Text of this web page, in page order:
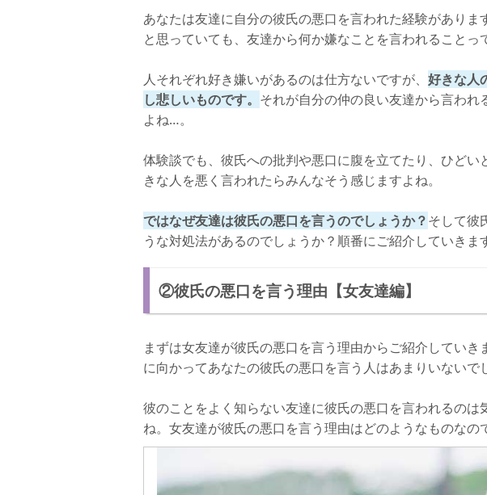
あなたは友達に自分の彼氏の悪口を言われた経験があり
と思っていても、友達から何か嫌なことを言われることっ
人それぞれ好き嫌いがあるのは仕方ないですが、 好きな人
し悲しいものです。 それが自分の仲の良い友達から言わ
よね…。
体験談でも、彼氏への批判や悪口に腹を立てたり、ひど
きな人を悪く言われたらみんなそう感じますよね。
ではなぜ友達は彼氏の悪口を言うのでしょうか？そして彼
うな対処法があるのでしょうか？順番にご紹介していきま
②彼氏の悪口を言う理由【女友達編】
まずは女友達が彼氏の悪口を言う理由からご紹介してい
に向かってあなたの彼氏の悪口を言う人はあまりいないで
彼のことをよく知らない友達に彼氏の悪口を言われるのは
ね。女友達が彼氏の悪口を言う理由はどのようなものなの